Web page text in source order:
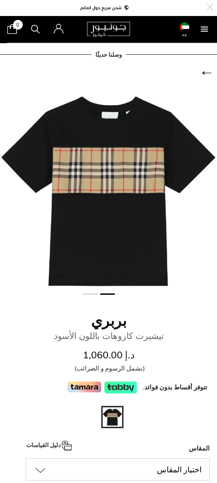
AE
0
وصلنا حديثًا
بربري
تيشيرت كاروهات باللون الأسود
د.إ 1,060.00
(تشمل الرسوم و الضرائب)
تتوفر أقساط بدون فوائد.
المقاس
اختيار المقاس